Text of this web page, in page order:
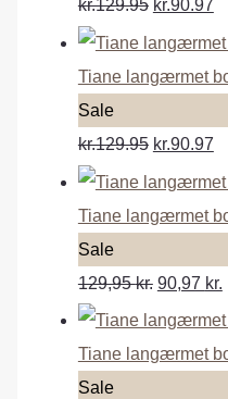
o
d
u
c
s
e
kr.129.95 kr.90.97
Tiane langærmet
SaleP
r
o
d
u
c
kr.129.95 kr.90.97
Tiane langærmet
SaleP
r
o
d
u
129,95kr. 90,97 kr.
Tiane langærmet
SaleP